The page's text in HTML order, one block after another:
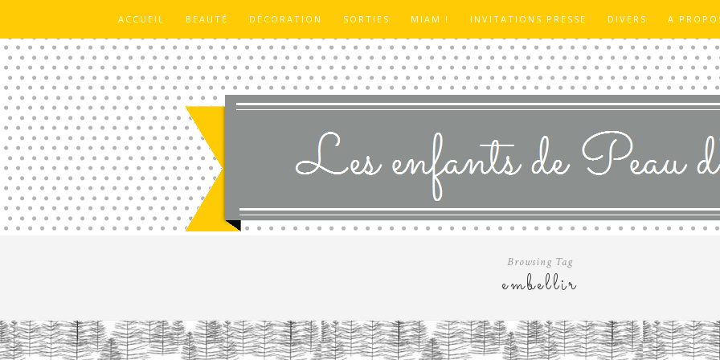
ACCUEIL BEAUTÉ DÉCORATION SORTIES MIAM ! INVITATIONS PRESSE DIVERS A
Browsing Tag
embellir